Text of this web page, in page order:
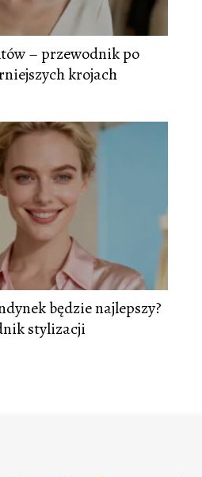
– przewodnik po
krojach
będzie najlepszy?
stylizacji